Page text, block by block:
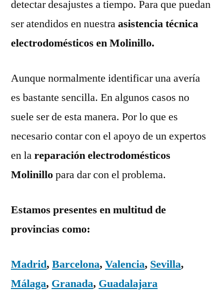
detectar desajustes a tiempo. Para que puedan
ser atendidos en nuestraasistencia técnica
electrodomésticos en Molinillo.
Aunque normalmente identificar una avería
es bastante sencilla. En algunos casos no
suele ser de esta manera. Por lo que es
necesario contar con el apoyo de un expertos
en lareparación electrodomésticos
Molinillopara dar con el problema.
Estamos presentes en multitud de
provincias como:
Madrid, Barcelona, Valencia, Sevilla,
Málaga, Granada, Guadalajara